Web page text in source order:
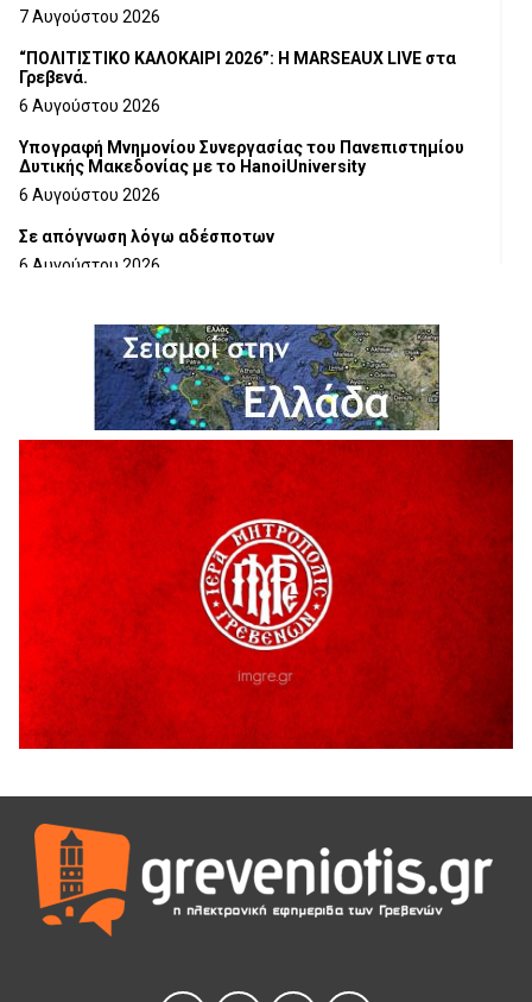
7 Αυγούστου 2026
“ΠΟΛΙΤΙΣΤΙΚΟ ΚΑΛΟΚΑΙΡΙ 2026”: Η MARSEAUX LIVE στα
Γρεβενά.
6 Αυγούστου 2026
Υπογραφή Μνημονίου Συνεργασίας του Πανεπιστημίου
Δυτικής Μακεδονίας με το HanoiUniversity
6 Αυγούστου 2026
Σε απόγνωση λόγω αδέσποτων
6 Αυγούστου 2026
6 Αυγούστου 2026
Ολοκληρώνεται η ασφαλτόστρωση της οδού Περιβόλι –
6 Αυγούστου 2026
H παραδοχή λαθών είναι (και) δύναμη
5 Αυγούστου 2026
Ο ΑΝΔΡΕΑΣ ΑΣΛΑΝΙΔΗΣ ΣΥΝΕΧΙΖΕΙ ΣΤΟΝ ΠΡΩΤΕΑ
ΓΡΕΒΕΝΩΝ
5 Αυγούστου 2026
Ευχαριστήριο Εκπολιτιστικού Συλλόγου Ταξιάρχη προς κ.
Παρασχάκη Αθανάσιο
5 Αυγούστου 2026
Διακοπή υδροδότησης του Α΄ κλάδου ύδρευσης
5 Αυγούστου 2026
Θερινό Σινεμά στο πλαίσιο του «Πολιτιστικού
Καλοκαιριού 2026» με την βραβευμένη ταινία «Μικρές
Ανάσες».
5 Αυγούστου 2026